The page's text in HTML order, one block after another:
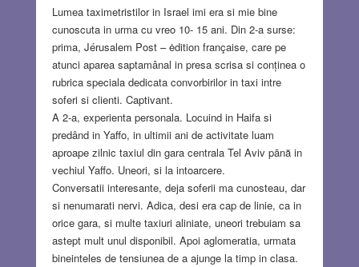
Lumea taximetristilor in Israel imi era si mie bine
cunoscuta in urma cu vreo 10- 15 ani. Din 2-a surse:
prima, Jérusalem Post – ėdition française, care pe
atunci aparea saptamânal in presa scrisa si conținea o
rubrica speciala dedicata convorbirilor in taxi intre
soferi si clienti. Captivant.
A 2-a, experienta personala. Locuind in Haifa si
predând in Yaffo, in ultimii ani de activitate luam
aproape zilnic taxiul din gara centrala Tel Aviv pānă in
vechiul Yaffo. Uneori, si la intoarcere.
Conversatii interesante, deja soferii ma cunosteau, dar
si nenumarati nervi. Adica, desi era cap de linie, ca in
orice gara, si multe taxiuri aliniate, uneori trebuiam sa
astept mult unul disponibil. Apoi aglomeratia, urmata
bineinteles de tensiunea de a ajunge la timp in clasa.